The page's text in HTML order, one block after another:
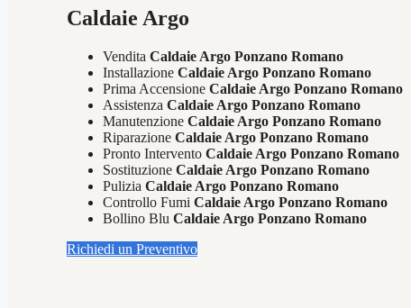
Caldaie Argo
VenditaCaldaie Argo Ponzano Romano
InstallazioneCaldaie Argo Ponzano Romano
Prima AccensioneCaldaie Argo Ponzano Romano
AssistenzaCaldaie Argo Ponzano Romano
ManutenzioneCaldaie Argo Ponzano Romano
RiparazioneCaldaie Argo Ponzano Romano
Pronto InterventoCaldaie Argo Ponzano Romano
SostituzioneCaldaie Argo Ponzano Romano
PuliziaCaldaie Argo Ponzano Romano
Controllo FumiCaldaie Argo Ponzano Romano
Bollino BluCaldaie Argo Ponzano Romano
Richiedi un Preventivo